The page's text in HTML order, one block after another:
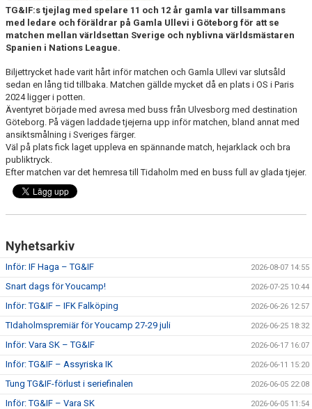
TG&IF:s tjejlag med spelare 11 och 12 år gamla var tillsammans
med ledare och föräldrar på Gamla Ullevi i Göteborg för att se
matchen mellan världsettan Sverige och nyblivna världsmästaren
Spanien i Nations League.
Biljettrycket hade varit hårt inför matchen och Gamla Ullevi var slutsåld
sedan en lång tid tillbaka. Matchen gällde mycket då en plats i OS i Paris
2024 ligger i potten.
Äventyret började med avresa med buss från Ulvesborg med destination
Göteborg. På vägen laddade tjejerna upp inför matchen, bland annat med
ansiktsmålning i Sveriges färger.
Väl på plats fick laget uppleva en spännande match, hejarklack och bra
publiktryck.
Efter matchen var det hemresa till Tidaholm med en buss full av glada tjejer.
Nyhetsarkiv
Inför: IF Haga – TG&IF 2026-08-07 14:55
Snart dags för Youcamp! 2026-07-25 10:44
Inför: TG&IF – IFK Falköping 2026-06-26 12:57
TIdaholmspremiär för Youcamp 27-29 juli 2026-06-25 18:32
Inför: Vara SK – TG&IF 2026-06-17 16:07
Inför: TG&IF – Assyriska IK 2026-06-11 15:20
Tung TG&IF-förlust i seriefinalen 2026-06-05 22:08
Inför: TG&IF – Vara SK 2026-06-05 11:54